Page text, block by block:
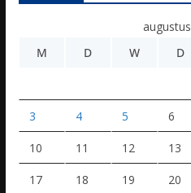
M
D W D
3 4 5 6
10 11 12 13
17 18 19 20